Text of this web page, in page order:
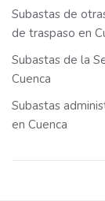
Subastas de
de traspaso en
Subastas de la
Cuenca
Subastas
en Cuenca